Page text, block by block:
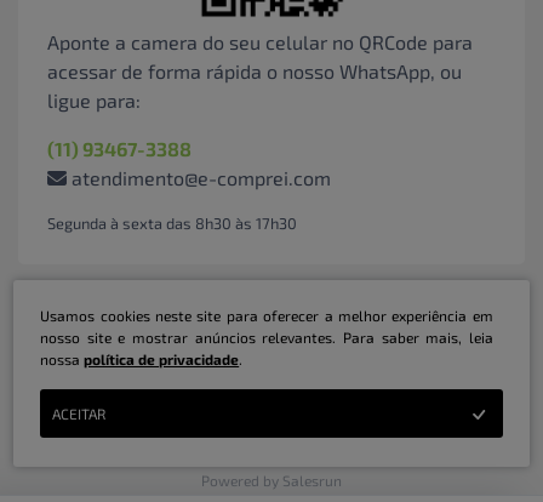
Aponte a camera do seu celular no QRCode para
acessar de forma rápida o nosso WhatsApp, ou
ligue para:
(11) 93467-3388
atendimento@e-comprei.com
Segunda à sexta das 8h30 às 17h30
Marketplace B2B Serviços Inteligentes Ltda | CNPJ: 31.415.786/0001-31 | ©
Powered by Salesrun
Usamos cookies neste site para oferecer a melhor experiência em
nosso site e mostrar anúncios relevantes. Para saber mais, leia
nossapolítica de privacidade.
ACEITAR